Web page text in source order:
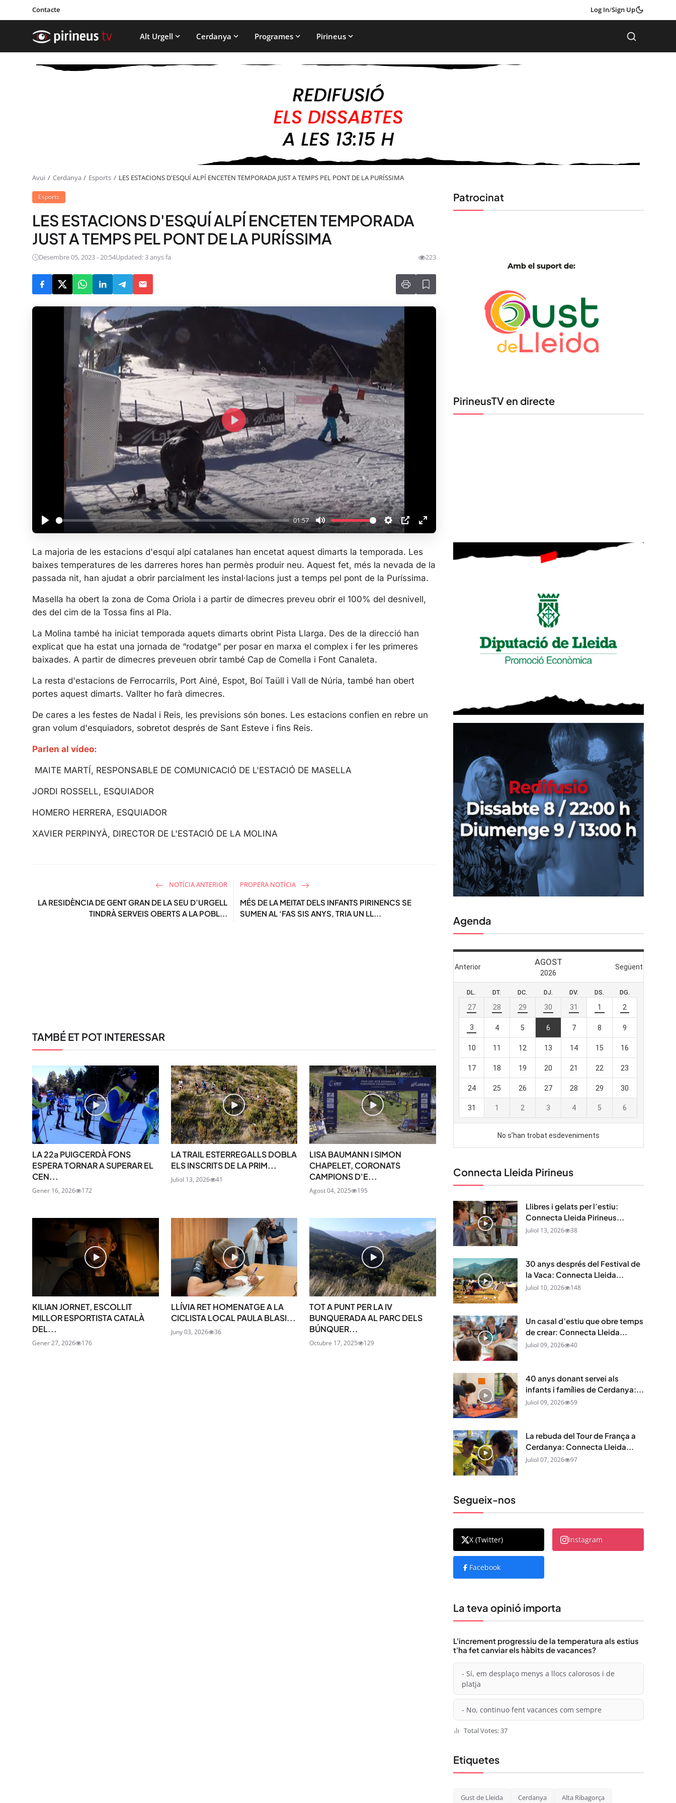
Contacte Log In/Sign Up
Alt Urgell Cerdanya Programes Pirineus
Avui Cerdanya Esports LES ESTACIONS D'ESQUÍ ALPÍ ENCETEN TEMPORADA JUST A TEMPS PEL PONT DE LA PURÍSSIMA
Esports
LES ESTACIONS D'ESQUÍ ALPÍ ENCETEN TEMPORADA
JUST A TEMPS PEL PONT DE LA PURÍSSIMA
Desembre 05, 2023 - 20:54Updated: 3 anys fa 223
P
a
y
01:57
M
t
e
S
t
t
i
n
P
P
E
e
r
f
u
P
l
a
y
La majoria de les estacions d'esquí alpí catalanes han encetat aquest dimarts la temporada. Les
baixes temperatures de les darreres hores han permès produir neu. Aquest fet, més la nevada de la
passada nit, han ajudat a obrir parcialment les instal·lacions just a temps pel pont de la Puríssima.
Masella ha obert la zona de Coma Oriola i a partir de dimecres preveu obrir el 100% del desnivell,
des del cim de la Tossa fins al Pla.
La Molina també ha iniciat temporada aquets dimarts obrint Pista Llarga. Des de la direcció han
explicat que ha estat una jornada de “rodatge” per posar en marxa el complex i fer les primeres
baixades. A partir de dimecres preveuen obrir també Cap de Comella i Font Canaleta.
La resta d'estacions de Ferrocarrils, Port Ainé, Espot, Boí Taüll i Vall de Núria, també han obert
portes aquest dimarts. Vallter ho farà dimecres.
De cares a les festes de Nadal i Reis, les previsions són bones. Les estacions confien en rebre un
gran volum d'esquiadors, sobretot després de Sant Esteve i fins Reis.
Parlen al vídeo:
MAITE MARTÍ, RESPONSABLE DE COMUNICACIÓ DE L'ESTACIÓ DE MASELLA
JORDI ROSSELL, ESQUIADOR
HOMERO HERRERA, ESQUIADOR
XAVIER PERPINYÀ, DIRECTOR DE L'ESTACIÓ DE LA MOLINA
NOTÍCIA ANTERIOR
LA RESIDÈNCIA DE GENT GRAN DE LA SEU D’URGELL
TINDRÀ SERVEIS OBERTS A LA POBL...
PROPERA NOTÍCIA
MÉS DE LA MEITAT DELS INFANTS PIRINENCS SE
SUMEN AL ‘FAS SIS ANYS, TRIA UN LL...
TAMBÉ ET POT INTERESSAR
LA 22a PUIGCERDÀ FONS
ESPERA TORNAR A SUPERAR EL
CEN...
Gener 16, 2026 172
LA TRAIL ESTERREGALLS DOBLA
ELS INSCRITS DE LA PRIM...
Juliol 13, 2026 41
LISA BAUMANN I SIMON
CHAPELET, CORONATS
CAMPIONS D'E...
Agost 04, 2025 195
KILIAN JORNET, ESCOLLIT
MILLOR ESPORTISTA CATALÀ
DEL...
Gener 27, 2026 176
LLÍVIA RET HOMENATGE A LA
CICLISTA LOCAL PAULA BLASI...
Juny 03, 2026 36
TOT A PUNT PER LA IV
BUNQUERADA AL PARC DELS
BÚNQUER...
Octubre 17, 2025 129
Patrocinat
PirineusTV en directe
Agenda
Connecta Lleida Pirineus
Llibres i gelats per l’estiu:
Connecta Lleida Pirineus...
Juliol 13, 2026 38
30 anys després del Festival de
la Vaca: Connecta Lleida...
Juliol 10, 2026 148
Un casal d’estiu que obre temps
de crear: Connecta Lleida...
Juliol 09, 2026 40
40 anys donant servei als
infants i famílies de Cerdanya:...
Juliol 09, 2026 59
La rebuda del Tour de França a
Cerdanya: Connecta Lleida...
Juliol 07, 2026 97
Segueix-nos
X (Twitter) Instagram
Facebook
La teva opinió importa
L'increment progressiu de la temperatura als estius
t'ha fet canviar els hàbits de vacances?
- Sí, em desplaço menys a llocs calorosos i de
platja
- No, continuo fent vacances com sempre
Total Votes: 37
Etiquetes
Gust de Lleida Cerdanya Alta Ribagorça
Uneix-te al nostre butlletí
Tota l’actualitat, seleccionada i enviada
directament al teu correu. Subscriu-te al nostre
butlletí i segueix la informació que importa.